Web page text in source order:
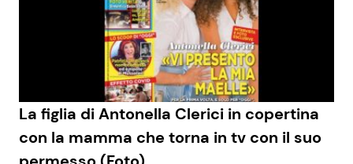
Persone Scomparse
Politica
Fiction e Serie TV
Programmi TV
Reality e Talent
Soap Opera
La figlia di Antonella Clerici in copertina
con la mamma che torna in tv con il suo